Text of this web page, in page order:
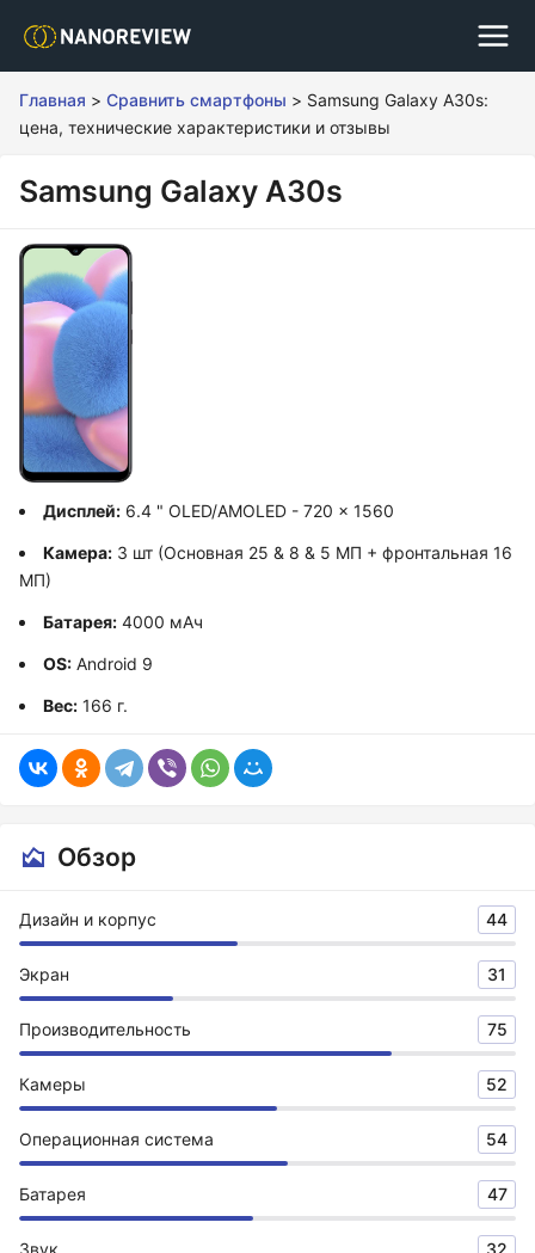
Главная > Сравнить смартфоны > Samsung Galaxy A30s:
цена, технические характеристики и отзывы
Samsung Galaxy A30s
Дисплей: 6.4 " OLED/AMOLED - 720 x 1560
Камера: 3 шт (Основная 25 & 8 & 5 МП + фронтальная 16
МП)
Батарея: 4000 мАч
OS: Android 9
Вес: 166 г.
Обзор
Дизайн и корпус 44
Экран 31
Производительность 75
Камеры 52
Операционная система 54
Батарея 47
Звук 32